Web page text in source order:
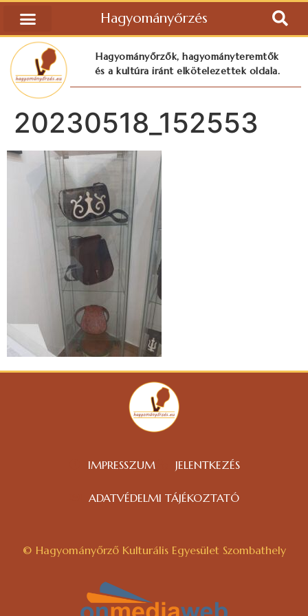
Hagyományőrzés
Hagyományőrzők, hagyományteremtők
és a kultúra iránt elkötelezettek oldala.
20230518_152553
IMPRESSZUM JELENTKEZÉS
ADATVÉDELMI TÁJÉKOZTATÓ
© Hagyományőrző Kulturális Egyesület Szombathely